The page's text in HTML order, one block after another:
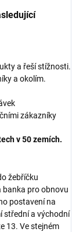
a řeší stížnosti.
a okolím.
zákazníky
v 50 zemích.
žebříčku
banka pro obnovu
postavení na
střední a východní
13. Ve stejném